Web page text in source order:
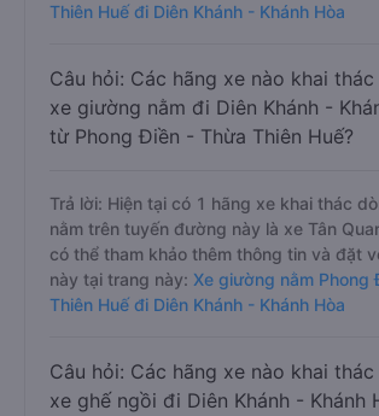
Thiên Huế đi Diên Khánh - Khánh Hòa
Câu hỏi: Các hãng xe nào khai
xe giường nằm đi Diên Khánh -
từ Phong Điền - Thừa Thiên Huế?
Trả lời: Hiện tại có 1 hãng xe khai thác
nằm trên tuyến đường này là xe Tân
có thể tham khảo thêm thông tin và đặt
này tại trang này: Xe giường nằm Phong
Thiên Huế đi Diên Khánh - Khánh Hòa
Câu hỏi: Các hãng xe nào khai
xe ghế ngồi đi Diên Khánh - Khánh